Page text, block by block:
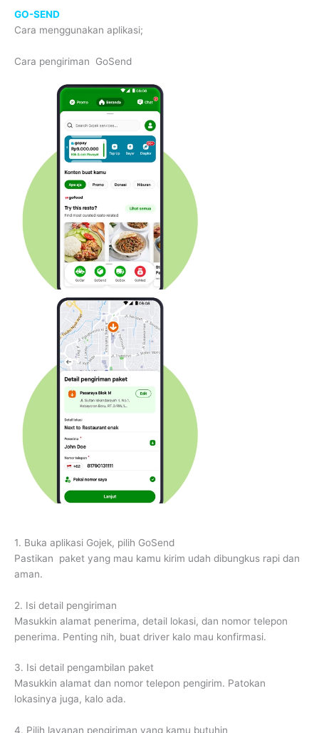
GO-SEND
Cara menggunakan aplikasi;
Cara pengiriman GoSend
1․ Buka aplikasi Gojek, pilih GoSend
Pastikan paket yang mau kamu kirim udah dibungkus rapi dan
aman.
2․ Isi detail pengiriman
Masukkin alamat penerima, detail lokasi, dan nomor telepon
penerima. Penting nih, buat driver kalo mau konfirmasi.
3․ Isi detail pengambilan paket
Masukkin alamat dan nomor telepon pengirim. Patokan
lokasinya juga, kalo ada.
4․ Pilih layanan pengiriman yang kamu butuhin